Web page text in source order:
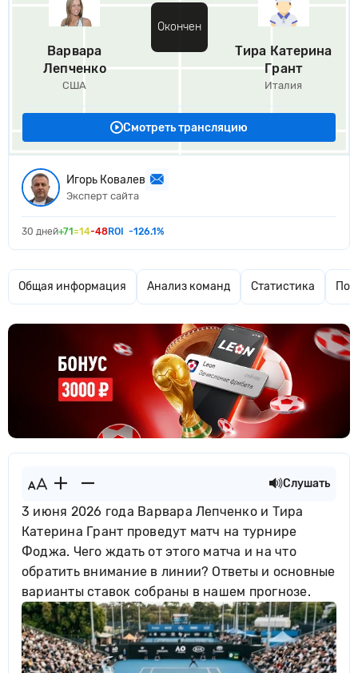
Варвара
Лепченко
США
Окончен
Тира Катерина
Грант
Италия
Смотреть трансляцию
Игорь Ковалев
Эксперт сайта
30 дней+71 =14-48ROI -126.1%
Общая информация Анализ команд Статистика
Слушать
3 июня 2026 года Варвара Лепченко и Тира
Катерина Грант проведут матч на турнире
Фоджа. Чего ждать от этого матча и на что
обратить внимание в линии? Ответы и основные
варианты ставок собраны в нашем прогнозе.